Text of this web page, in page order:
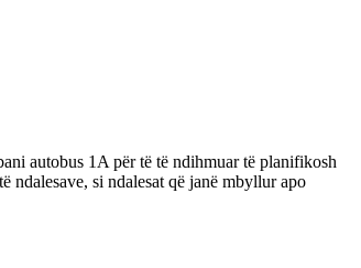
autobus 1A për të të ndihmuar të planifikosh
ndalesave, si ndalesat që janë mbyllur apo